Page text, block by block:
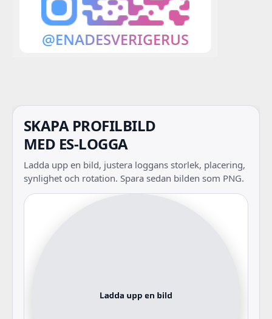
SKAPA PROFILBILD
MED ES-LOGGA
Ladda upp en bild, justera loggans storlek, placering,
synlighet och rotation. Spara sedan bilden som PNG.